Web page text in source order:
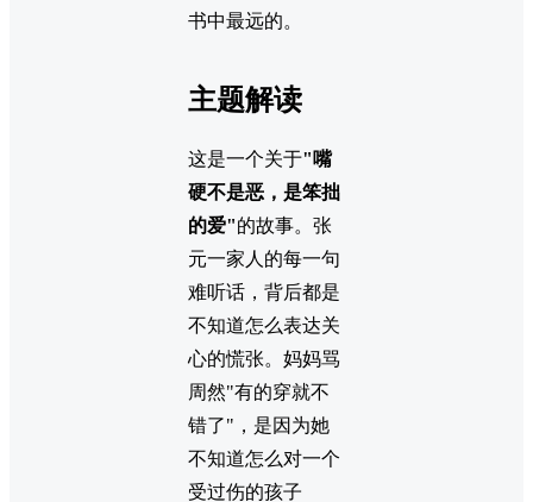
书中最远的。
主题解读
这是一个关于"嘴
硬不是恶，是笨拙
的爱"的故事。张
元一家人的每一句
难听话，背后都是
不知道怎么表达关
心的慌张。妈妈骂
周然"有的穿就不
错了"，是因为她
不知道怎么对一个
受过伤的孩子